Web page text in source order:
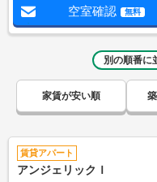
空室確認 無料
別の順番に
家賃が安い順
賃貸アパート
アンジェリックＩ